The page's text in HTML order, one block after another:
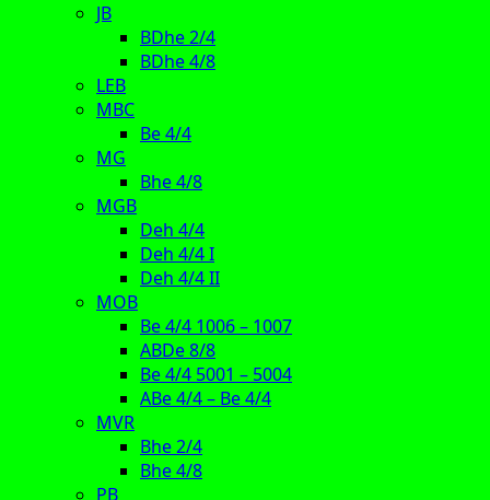
JB
BDhe 2/4
BDhe 4/8
LEB
MBC
Be 4/4
MG
Bhe 4/8
MGB
Deh 4/4
Deh 4/4 I
Deh 4/4 II
MOB
Be 4/4 1006 – 1007
ABDe 8/8
Be 4/4 5001 – 5004
ABe 4/4 – Be 4/4
MVR
Bhe 2/4
Bhe 4/8
PB